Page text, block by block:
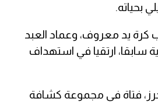
بحياته.
كرة يد معروف، وعماد العبد
سابقا، ارتقيا في استهداف
فتاة في مجموعة كشافة